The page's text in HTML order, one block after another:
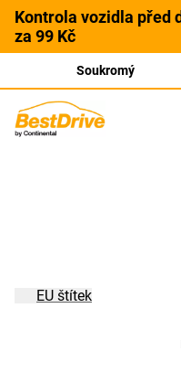
Kontrola vozidla před
za 99 Kč
Soukromý
EU štítek